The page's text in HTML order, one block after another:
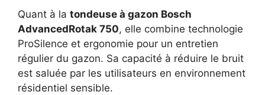
Quant à la tondeuse à gazon Bosch
AdvancedRotak 750, elle combine technologie
ProSilence et ergonomie pour un entretien
régulier du gazon. Sa capacité à réduire le bruit
est saluée par les utilisateurs en environnement
résidentiel sensible.